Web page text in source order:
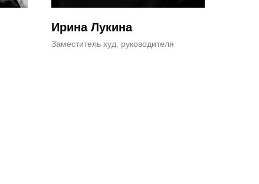
Ирина Лукина
Заместитель худ. руководителя